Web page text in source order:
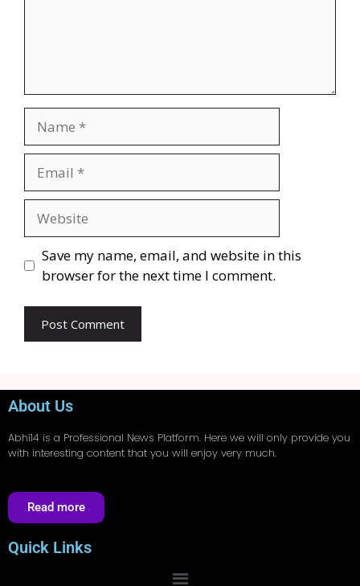
Save my name, email, and website in this
browser for the next time I comment.
About Us
Abhi14 is a Professional News Platform. Here we will only provide you
with interesting content that you will enjoy very much.
Read more
Quick Links